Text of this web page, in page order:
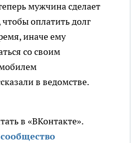
мужчина сделает
оплатить долг
иначе ему
со своим
в ведомстве.
в «ВКонтакте».
сообщество